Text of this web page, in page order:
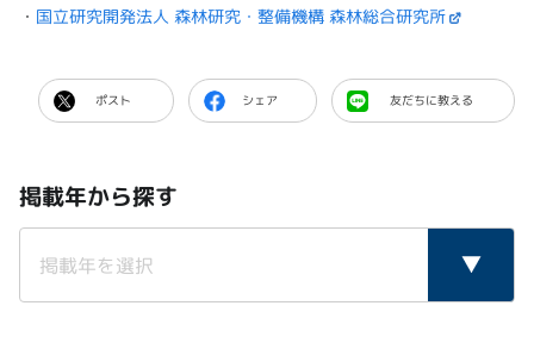
・ 国立研究開発法人 森林研究・整備機構 森林総合研究所
ポスト シェア 友だちに教える
掲載年から探す